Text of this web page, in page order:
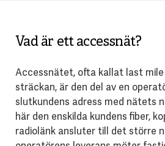
Vad är ett accessnät?
Accessnätet, ofta kallat last
sträckan, är den del av en
slutkundens adress med nätets
här den enskilda kundens fiber,
radiolänk ansluter till det större